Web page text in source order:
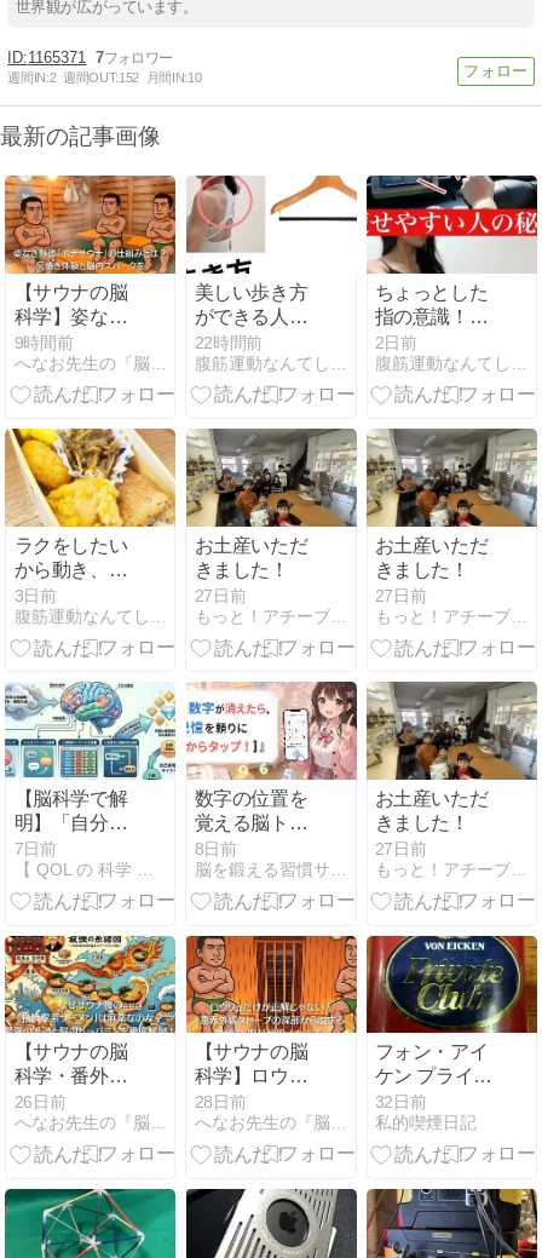
世界観が広がっています。
1165371 7
週間IN:2 週間OUT:152 月間IN:10
最新の記事画像
【サウナの脳
科学】姿なき
熱源「ボナサ
ウナ」の仕組
みとは？尻焼
スパークを脳
神経外科医が
徹底解剖！
9時間前
美しい歩き方
ができる人の
秘密と、食事
制限なしで痩
せてびっくり
22時間前
ちょっとした
指の意識！肩
甲骨を動かす
意外なコツ
2日前
ラクをしたい
から動き、罪
悪感から逃げ
たいから弁当
を作る
3日前
お土産いただ
きました！
27日前
もっと！アチーブ！〜受験塾〜
お土産いただ
きました！
27日前
もっと！アチーブ！〜受験塾〜
【脳科学で解
明】「自分が
何をしたいか
わからない」
迷子から脱出
語化メソッド
7日前
数字の位置を
覚える脳トレ
ゲーム｜1か
ら順に押す無
料の短期記憶
8日前
お土産いただ
きました！
27日前
もっと！アチーブ！〜受験塾〜
【サウナの脳
科学・番外
編】なぜサウ
ナ後の「横浜
家系ラーメ
のか？最強の
系譜と脳内ド
ーパミンを徹
26日前
【サウナの脳
科学】ロウリ
ュだけが正解
じゃない！遠
赤外線ストー
温まる医学
的・脳科学的
メカニズム
28日前
フォン・アイ
ケン プライベ
ート・クラブ
32日前
私的喫煙日記